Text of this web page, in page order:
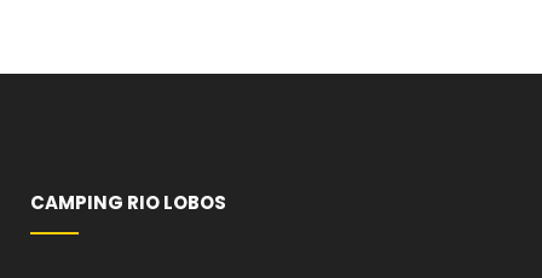
CAMPING RIO LOBOS